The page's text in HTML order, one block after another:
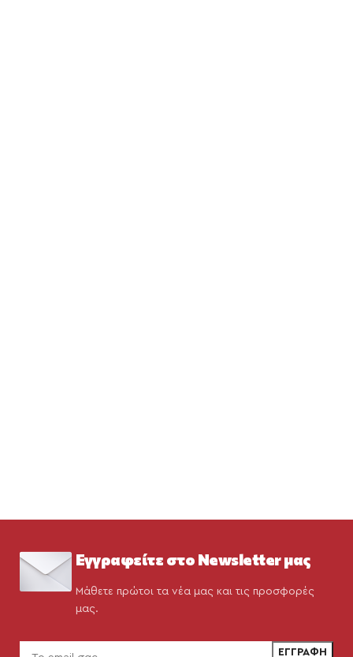
Εγγραφείτε στο Newsletter μας
Μάθετε πρώτοι τα νέα μας και τις προσφορές
μας.